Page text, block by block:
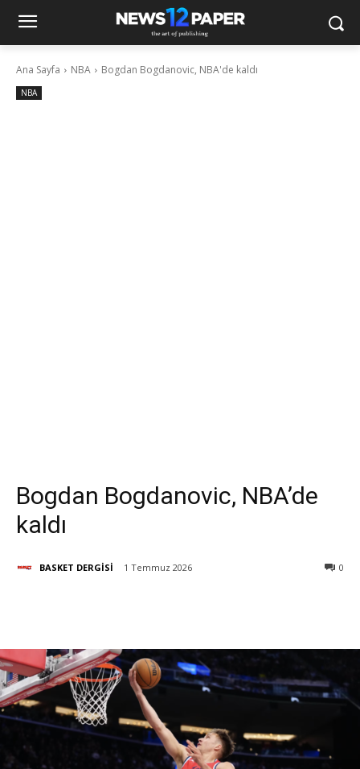
Ana Sayfa NBA Bogdan Bogdanovic, NBA'de kaldı
NBA
Bogdan Bogdanovic, NBA’de
kaldı
BASKET DERGİSİ 1 Temmuz 2026 0